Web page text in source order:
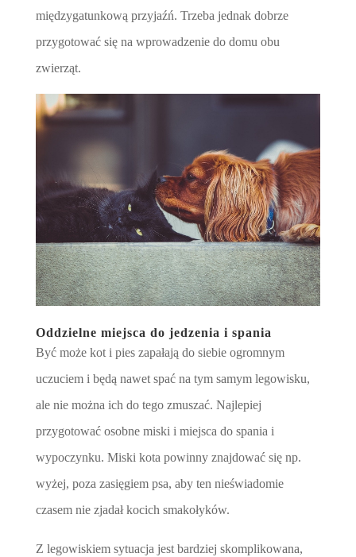
międzygatunkową przyjaźń. Trzeba jednak dobrze
przygotować się na wprowadzenie do domu obu
zwierząt.
Oddzielne miejsca do jedzenia i spania
Być może kot i pies zapałają do siebie ogromnym
uczuciem i będą nawet spać na tym samym legowisku,
ale nie można ich do tego zmuszać. Najlepiej
przygotować osobne miski i miejsca do spania i
wypoczynku. Miski kota powinny znajdować się np.
wyżej, poza zasięgiem psa, aby ten nieświadomie
czasem nie zjadał kocich smakołyków.
Z legowiskiem sytuacja jest bardziej skomplikowana,